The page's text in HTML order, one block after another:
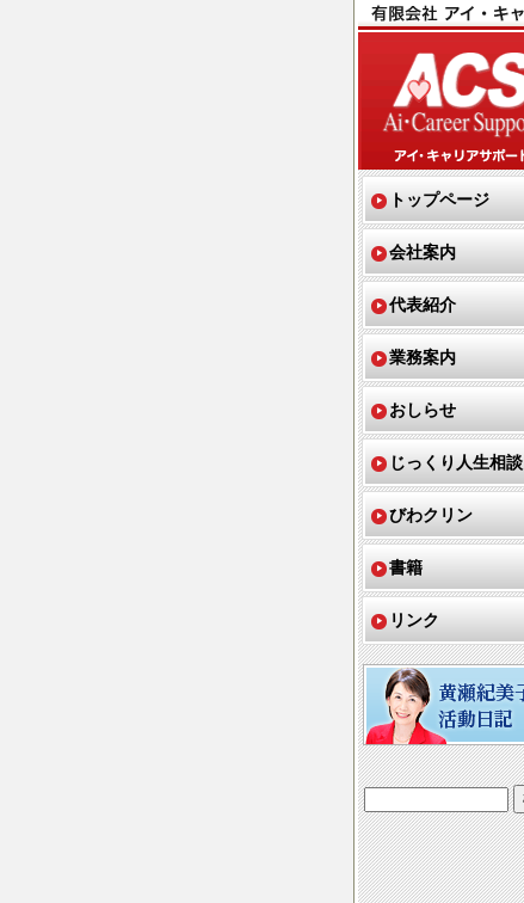
トップページ
会社案内
代表紹介
業務案内
おしらせ
じっくり人生相談
びわクリン
書籍
リンク